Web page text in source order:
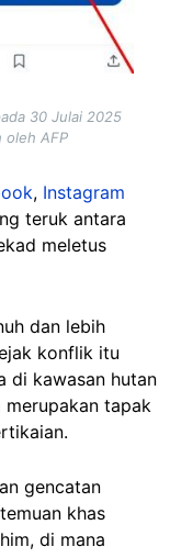
30 Julai 2025
oleh AFP
, Instagram
teruk antara
meletus
dan lebih
konflik itu
di kawasan hutan
merupakan tapak
gencatan
khas
di mana